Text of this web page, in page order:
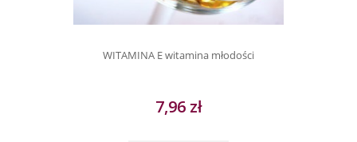
WITAMINA E witamina młodości
7,96 zł